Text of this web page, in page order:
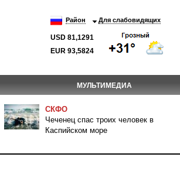
Район Для слабовидящих
USD 81,1291
EUR 93,5824
МУЛЬТИМЕДИА
СКФО
Чеченец спас троих человек в
Каспийском море